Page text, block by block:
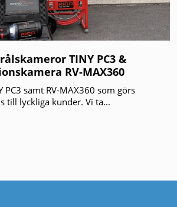
TINY PC3 &
RV-MAX360
PC3 samt RV-MAX360 som görs
till lyckliga kunder. Vi ta...